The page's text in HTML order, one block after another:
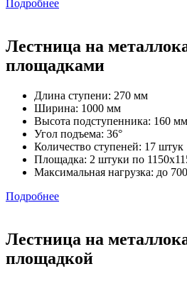
Подробнее
Лестница на
площадками
Длина ступени: 270 мм
Ширина: 1000 мм
Высота подступенника: 160 мм
Угол подъема: 36°
Количество ступеней: 17 штук
Площадка: 2 штуки по
Максимальная нагрузка: до
Подробнее
Лестница на
площадкой